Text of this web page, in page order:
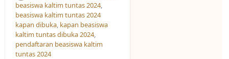
beasiswa kaltim tuntas 2024,
beasiswa kaltim tuntas 2024
kapan dibuka, kapan beasiswa
kaltim tuntas dibuka 2024,
pendaftaran beasiswa kaltim
tuntas 2024